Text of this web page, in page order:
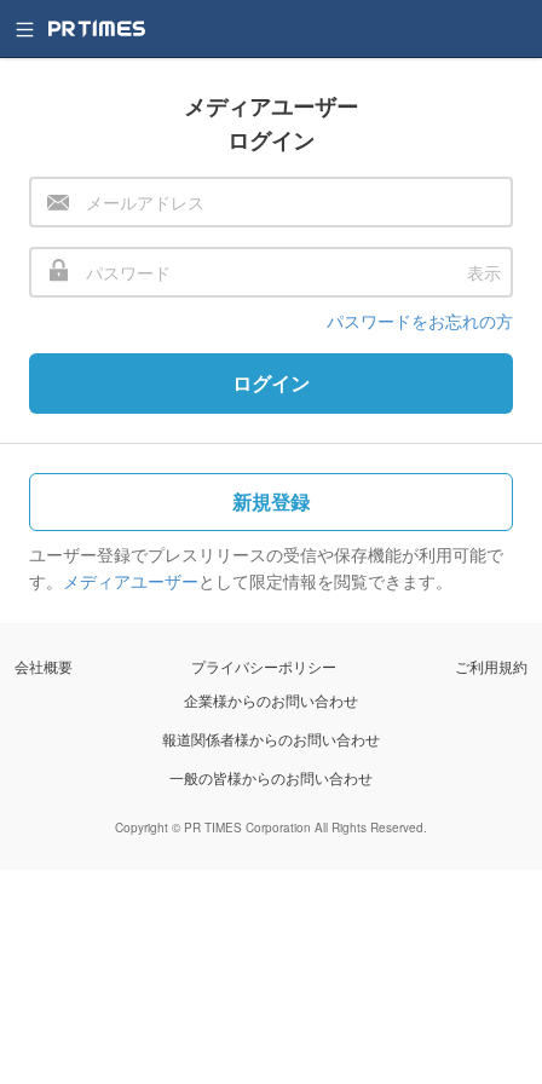
メディアユーザー
ログイン
表示
パスワードをお忘れの方
ログイン
新規登録
ユーザー登録でプレスリリースの受信や保存機能が利用可能で
す。 メディアユーザーとして限定情報を閲覧できます。
会社概要 プライバシーポリシー
ご利用規約
企業様からのお問い合わせ
報道関係者様からのお問い合わせ
一般の皆様からのお問い合わせ
Copyright © PR TIMES Corporation All Rights Reserved.